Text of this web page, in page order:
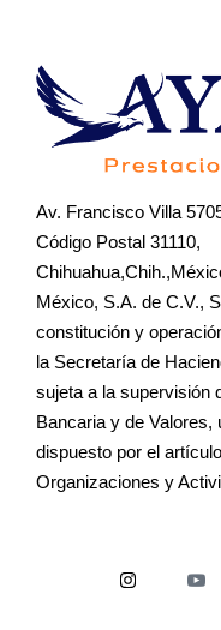
Av. Francisco Villa
Código Postal 31110,
México, S.A. de C.V.,
constitución y
la Secretaría de
sujeta a la supervisión
Bancaria y de Valores,
dispuesto por el
Organizaciones y